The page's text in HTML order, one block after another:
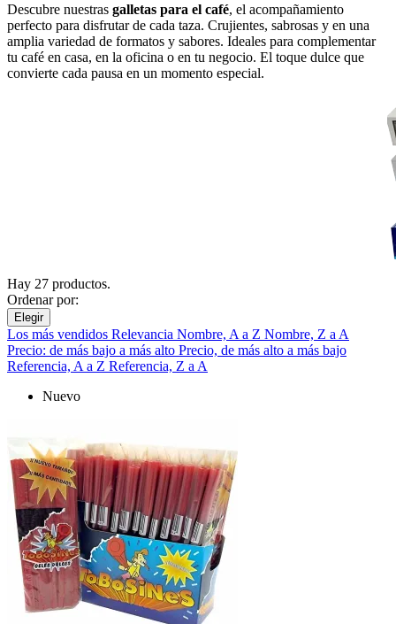
Descubre nuestras galletas para el café, el acompañamiento
perfecto para disfrutar de cada taza. Crujientes, sabrosas y en una
amplia variedad de formatos y sabores. Ideales para complementar
tu café en casa, en la oficina o en tu negocio. El toque dulce que
convierte cada pausa en un momento especial.
Hay 27 productos.
Ordenar por:
Elegir
Los más vendidos Relevancia Nombre, A a Z Nombre, Z a A
Precio: de más bajo a más alto Precio, de más alto a más bajo
Referencia, A a Z Referencia, Z a A
Nuevo